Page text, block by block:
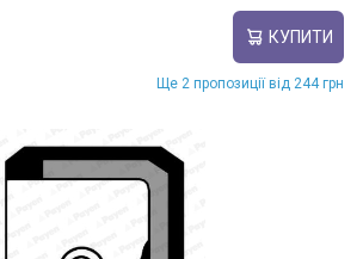
КУПИТИ
Ще 2 пропозиції від 244 грн